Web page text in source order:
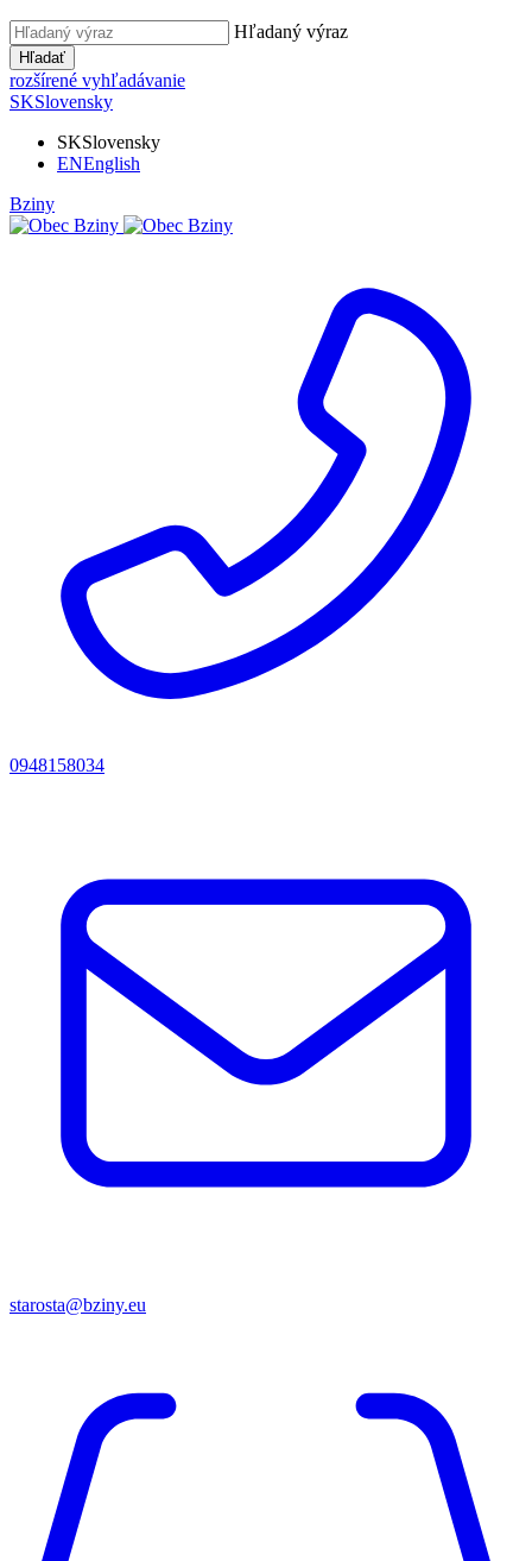
Hľadaný výraz
Hľadať
rozšírené vyhľadávanie
SKSlovensky
SKSlovensky
ENEnglish
Bziny
0948158034
starosta@bziny.eu